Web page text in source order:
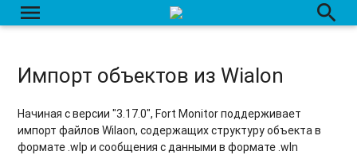
menu search
Импорт объектов из Wialon
Начиная с версии "3.17.0", Fort Monitor поддерживает
импорт файлов Wilaon, содержащих структуру объекта в
формате .wlp и сообщения с данными в формате .wln